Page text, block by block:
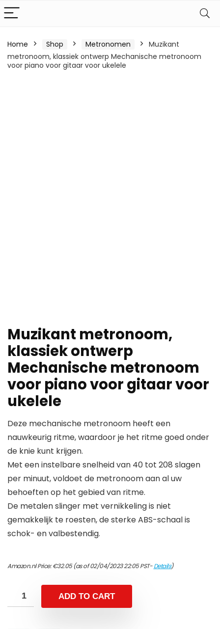
Home Shop Metronomen
Muzikant
metronoom, klassiek ontwerp Mechanische metronoom
voor piano voor gitaar voor ukelele
Muzikant metronoom,
klassiek ontwerp
Mechanische metronoom
voor piano voor gitaar voor
ukelele
Deze mechanische metronoom heeft een
nauwkeurig ritme, waardoor je het ritme goed onder
de knie kunt krijgen.
Met een instelbare snelheid van 40 tot 208 slagen
per minuut, voldoet de metronoom aan al uw
behoeften op het gebied van ritme.
De metalen slinger met vernikkeling is niet
gemakkelijk te roesten, de sterke ABS-schaal is
schok- en valbestendig.
Amazon.nl Price:€32.05(as of 02/04/2023 22:05 PST-Details)
ADD TO CART